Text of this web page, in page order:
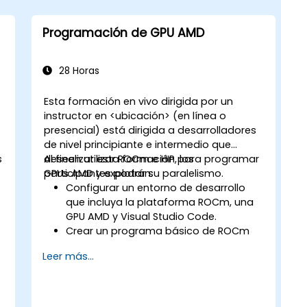
Programación de GPU AMD
28 Horas
Esta formación en vivo dirigida por un
instructor en <ubicación> (en línea o
presencial) está dirigida a desarrolladores
de nivel principiante e intermedio que
deseen utilizar ROCm e HIP para programar
GPUs AMD y explotar su paralelismo.
Al finalizar esta formación, los
participantes podrán:
Configurar un entorno de desarrollo
que incluya la plataforma ROCm, una
GPU AMD y Visual Studio Code.
Crear un programa básico de ROCm
GPU y recupere los resultados desde la
Leer más...